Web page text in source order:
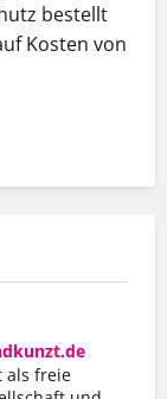
bestellt
Kosten von
als freie